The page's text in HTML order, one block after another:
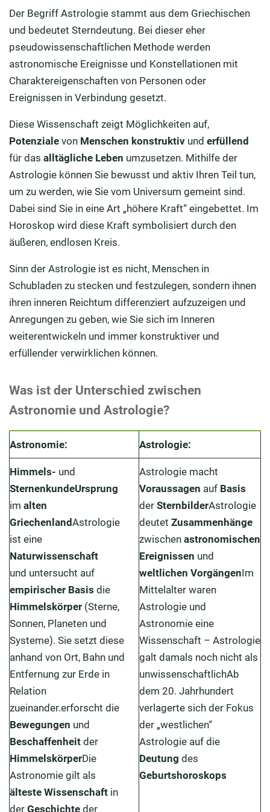
Der Begriff Astrologie stammt aus dem Griechischen
und bedeutet Sterndeutung. Bei dieser eher
pseudowissenschaftlichen Methode werden
astronomische Ereignisse und Konstellationen mit
Charaktereigenschaften von Personen oder
Ereignissen in Verbindung gesetzt.
Diese Wissenschaft zeigt Möglichkeiten auf,
Potenziale von Menschen konstruktiv und erfüllend
für das alltägliche Leben umzusetzen. Mithilfe der
Astrologie können Sie bewusst und aktiv Ihren Teil tun,
um zu werden, wie Sie vom Universum gemeint sind.
Dabei sind Sie in eine Art „höhere Kraft“ eingebettet. Im
Horoskop wird diese Kraft symbolisiert durch den
äußeren, endlosen Kreis.
Sinn der Astrologie ist es nicht, Menschen in
Schubladen zu stecken und festzulegen, sondern ihnen
ihren inneren Reichtum differenziert aufzuzeigen und
Anregungen zu geben, wie Sie sich im Inneren
weiterentwickeln und immer konstruktiver und
erfüllender verwirklichen können.
Was ist der Unterschied zwischen
Astronomie und Astrologie?
Astronomie: Astrologie:
Himmels- und
SternenkundeUrsprung
im alten
GriechenlandAstrologie
ist eine
Naturwissenschaft
und untersucht auf
empirischer Basis die
Himmelskörper (Sterne,
Sonnen, Planeten und
Systeme). Sie setzt diese
anhand von Ort, Bahn und
Entfernung zur Erde in
Relation
zueinander.erforscht die
Bewegungen und
Beschaffenheit der
HimmelskörperDie
Astronomie gilt als
älteste Wissenschaft in
der Geschichte der
Astrologie macht
Voraussagen auf Basis
der SternbilderAstrologie
deutet Zusammenhänge
zwischen astronomischen
Ereignissen und
weltlichen VorgängenIm
Mittelalter waren
Astrologie und
Astronomie eine
Wissenschaft – Astrologie
galt damals noch nicht als
unwissenschaftlichAb
dem 20. Jahrhundert
verlagerte sich der Fokus
der „westlichen“
Astrologie auf die
Deutung des
Geburtshoroskops